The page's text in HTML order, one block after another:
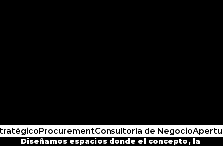
ProcurementConsultoría de Negocio
Diseñamos espacios donde el concepto, la